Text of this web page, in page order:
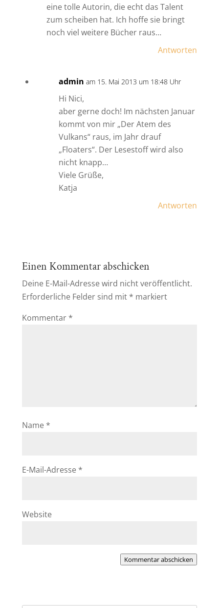
eine tolle Autorin, die echt das Talent
zum scheiben hat. Ich hoffe sie bringt
noch viel weitere Bücher raus…
Antworten
admin am 15. Mai 2013 um 18:48 Uhr
Hi Nici,
aber gerne doch! Im nächsten Januar
kommt von mir „Der Atem des
Vulkans“ raus, im Jahr drauf
„Floaters“. Der Lesestoff wird also
nicht knapp…
Viele Grüße,
Katja
Antworten
Einen Kommentar abschicken
Deine E-Mail-Adresse wird nicht veröffentlicht.
Erforderliche Felder sind mit * markiert
Kommentar *
Name *
E-Mail-Adresse *
Website
Kommentar abschicken